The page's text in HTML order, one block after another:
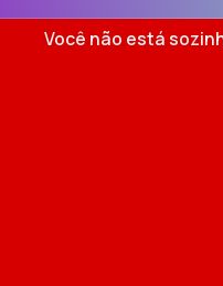
Você não está